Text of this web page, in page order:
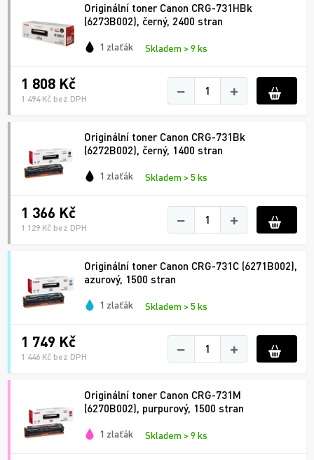
Originální toner Canon CRG-731HBk
(6273B002), černý, 2400 stran
1 zlaťák Skladem > 9 ks
1 808 Kč
1 494 Kč bez DPH − +
Originální toner Canon CRG-731Bk
(6272B002), černý, 1400 stran
1 zlaťák Skladem > 5 ks
1 366 Kč
1 129 Kč bez DPH − +
Originální toner Canon CRG-731C (6271B002),
azurový, 1500 stran
1 zlaťák Skladem > 5 ks
1 749 Kč
1 446 Kč bez DPH − +
Originální toner Canon CRG-731M
(6270B002), purpurový, 1500 stran
1 zlaťák Skladem > 9 ks